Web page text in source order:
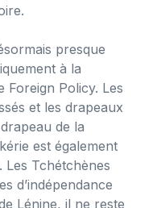
presque
à la
Foreign Policy. Les
et les drapeaux
de la
est également
Les Tchétchènes
d’indépendance
Lénine, il ne reste